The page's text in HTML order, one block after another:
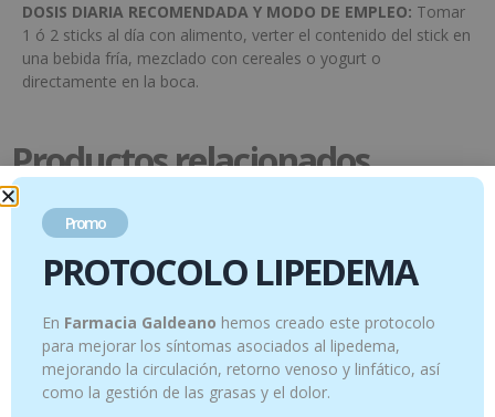
DOSIS DIARIA RECOMENDADA Y MODO DE EMPLEO: Tomar
1 ó 2 sticks al día con alimento, verter el contenido del stick en
una bebida fría, mezclado con cereales o yogurt o
directamente en la boca.
Productos relacionados
Promo
PROTOCOLO LIPEDEMA
En Farmacia Galdeano hemos creado este protocolo
para mejorar los síntomas asociados al lipedema,
mejorando la circulación, retorno venoso y linfático, así
como la gestión de las grasas y el dolor.